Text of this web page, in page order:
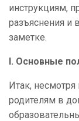
инструкциям,
разъяснения и
заметке.
I. Основные
Итак, несмотря
родителям в